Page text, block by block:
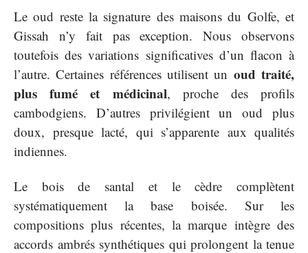
Le oud reste la signature des maisons du Golfe, et
Gissah n’y fait pas exception. Nous observons
toutefois des variations significatives d’un flacon à
l’autre. Certaines références utilisent un oud traité,
plus fumé et médicinal, proche des profils
cambodgiens. D’autres privilégient un oud plus
doux, presque lacté, qui s’apparente aux qualités
indiennes.
Le bois de santal et le cèdre complètent
systématiquement la base boisée. Sur les
compositions plus récentes, la marque intègre des
accords ambrés synthétiques qui prolongent la tenue